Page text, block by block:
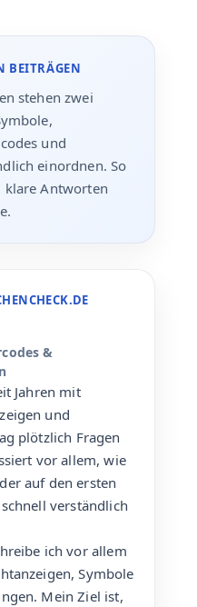
BEITRÄGEN
stehen zwei
und
einordnen. So
klare Antworten
&
Jahren mit
und
plötzlich Fragen
vor allem, wie
auf den ersten
verständlich
ich vor allem
Symbole
Mein Ziel ist,